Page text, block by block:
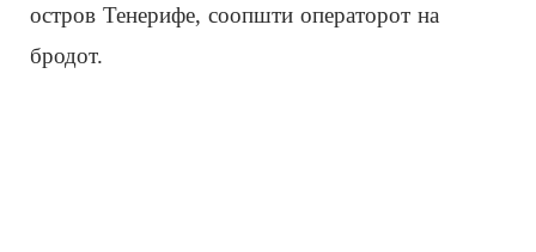
остров Тенерифе, соопшти операторот на
бродот.